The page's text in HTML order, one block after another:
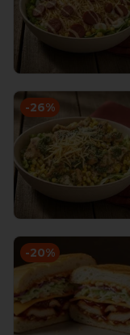
-26%
-20%